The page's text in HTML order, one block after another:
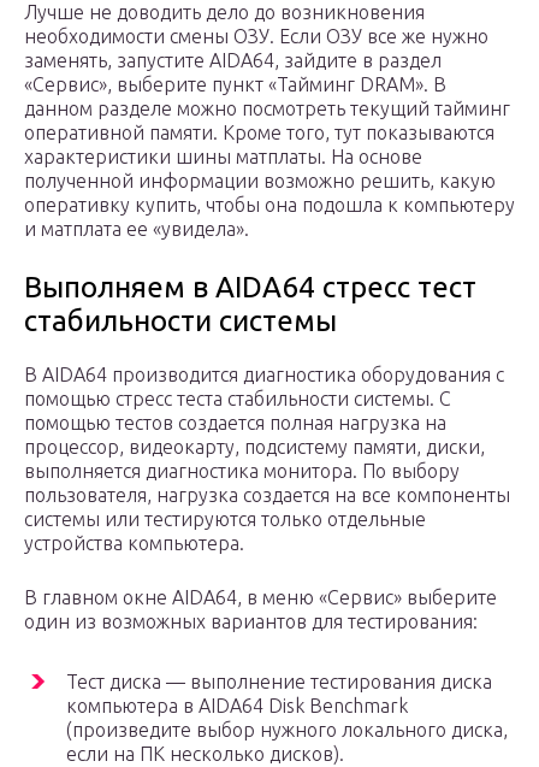
Лучше не доводить дело до возникновения
необходимости смены ОЗУ. Если ОЗУ все же нужно
заменять, запустите AIDA64, зайдите в раздел
«Сервис», выберите пункт «Тайминг DRAM». В
данном разделе можно посмотреть текущий тайминг
оперативной памяти. Кроме того, тут показываются
характеристики шины матплаты. На основе
полученной информации возможно решить, какую
оперативку купить, чтобы она подошла к компьютеру
и матплата ее «увидела».
Выполняем в AIDA64 стресс тест
стабильности системы
В AIDA64 производится диагностика оборудования с
помощью стресс теста стабильности системы. С
помощью тестов создается полная нагрузка на
процессор, видеокарту, подсистему памяти, диски,
выполняется диагностика монитора. По выбору
пользователя, нагрузка создается на все компоненты
системы или тестируются только отдельные
устройства компьютера.
В главном окне AIDA64, в меню «Сервис» выберите
один из возможных вариантов для тестирования:
Тест диска — выполнение тестирования диска
компьютера в AIDA64 Disk Benchmark
(произведите выбор нужного локального диска,
если на ПК несколько дисков).